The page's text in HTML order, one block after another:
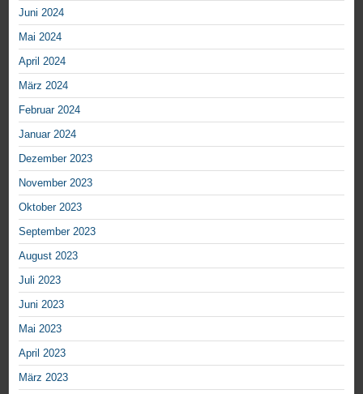
Juni 2024
Mai 2024
April 2024
März 2024
Februar 2024
Januar 2024
Dezember 2023
November 2023
Oktober 2023
September 2023
August 2023
Juli 2023
Juni 2023
Mai 2023
April 2023
März 2023